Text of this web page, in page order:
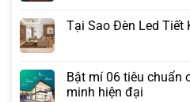
Tại Sao Đèn Led Tiết
Bật mí 06 tiêu chuẩn
minh hiện đại